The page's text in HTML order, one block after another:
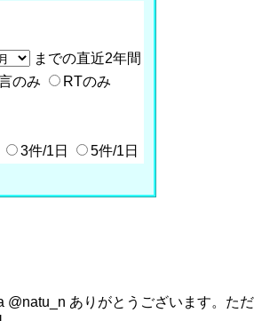
までの直近2年間
のみ
RTのみ
3件/1日 5件/1日
ありがとうございます。た